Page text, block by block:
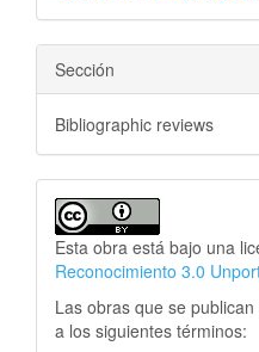
Sección
Bibliographic reviews
Esta obra está bajo una
Reconocimiento 3.0
Las obras que se
a los siguientes términos: